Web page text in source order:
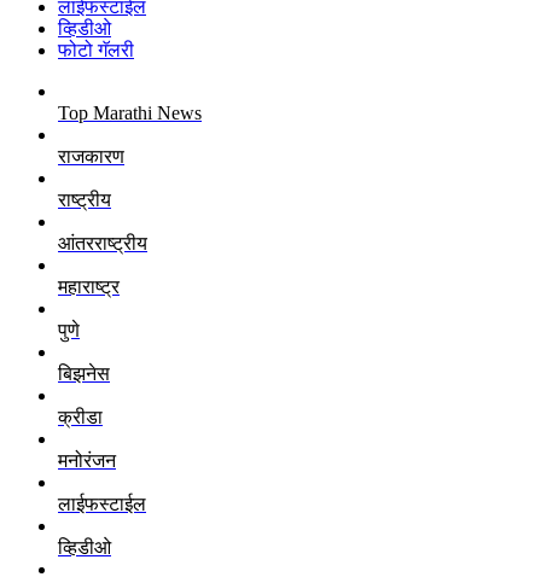
लाईफस्टाईल
व्हिडीओ
फोटो गॅलरी
Top Marathi News
राजकारण
राष्ट्रीय
आंतरराष्ट्रीय
महाराष्ट्र
पुणे
बिझनेस
क्रीडा
मनोरंजन
लाईफस्टाईल
व्हिडीओ